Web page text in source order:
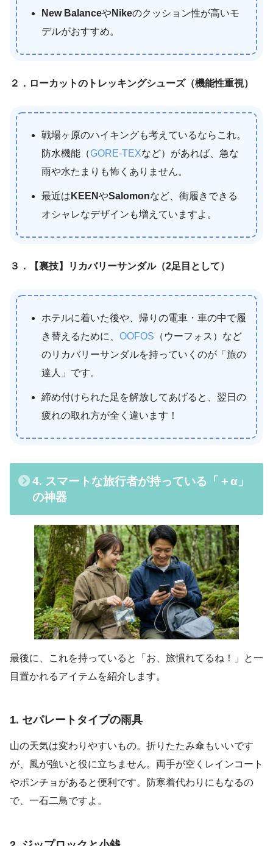
New BalanceやNikeのクッション性が高いモ
デルがおすすめ。
２．ローカットのトレッキングシューズ（機能性重視）
戦場ヶ原のハイキングも考えているならこれ。
防水機能（GORE-TEXなど）があれば、急な
雨や水たまりも怖くありません。
最近は KEENやSalomonなど、街履きできる
オシャレなデザインも増えていますよ。
３．【裏技】リカバリーサンダル（2足目として）
ホテルに着いた後や、帰りの電車・車の中で履
き替えるために、 OOFOS （ウーフォス）など
のリカバリーサンダルを持っていくのが「旅の
達人」です。
締め付けられた足を解放してあげると、翌日の
疲れの取れ方が全く違います！
4. スマートな旅行者が持っている「＋α」
の神器
最後に、これを持っていると「お、旅慣れてるね！」と一
目置かれるアイテムを紹介します。
1. セパレートタイプの雨具
山の天気は変わりやすいもの。折りたたみ傘もいいです
が、風が強いと役に立ちません。両手が空くレインコート
やポンチョがあると便利です。防寒着代わりにもなるの
で、一石二鳥ですよ。